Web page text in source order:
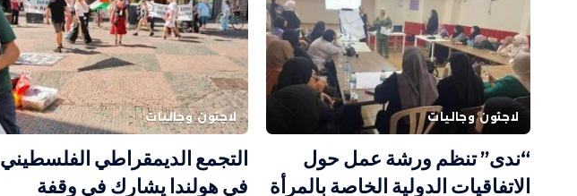
لاجئون وجاليات
“ندى” تنظم ورشة عمل حول
الاتفاقيات الدولية الخاصة بالمرأة
لاجئون وجاليات
التجمع الديمقراطي الفلسطيني
في هولندا يشارك في وقفة